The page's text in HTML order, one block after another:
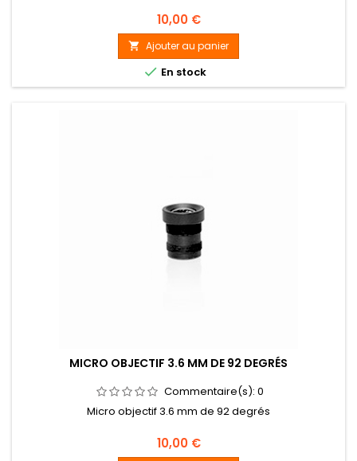
Prix
10,00 €
 Ajouter au panier
 En stock
MICRO OBJECTIF 3.6 MM DE 92 DEGRÉS
Commentaire(s): 0
Micro objectif 3.6 mm de 92 degrés
Prix
10,00 €